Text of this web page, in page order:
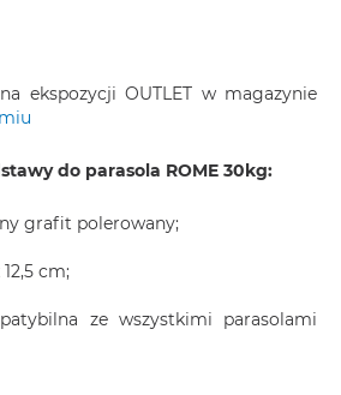
ekspozycji OUTLET w magazynie
do parasola ROME 30kg:
grafit polerowany;
cm;
ze wszystkimi parasolami